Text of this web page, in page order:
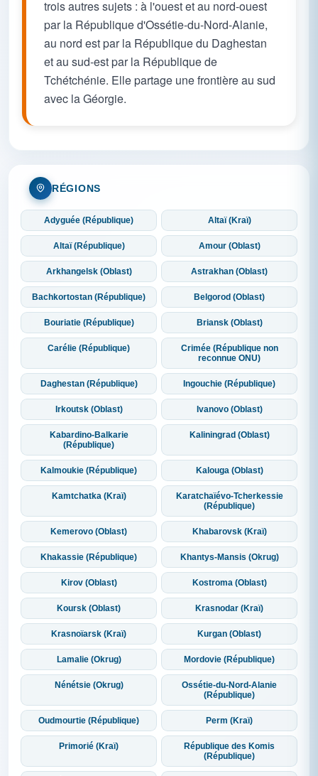
trois autres sujets : à l'ouest et au nord-ouest
par la République d'Ossétie-du-Nord-Alanie,
au nord est par la République du Daghestan
et au sud-est par la République de
Tchétchénie. Elle partage une frontière au sud
avec la Géorgie.
RÉGIONS
Adyguée (République) Altaï (Kraï)
Altaï (République) Amour (Oblast)
Arkhangelsk (Oblast) Astrakhan (Oblast)
Bachkortostan (République) Belgorod (Oblast)
Bouriatie (République) Briansk (Oblast)
Carélie (République)
Crimée (République non
reconnue ONU)
Daghestan (République) Ingouchie (République)
Irkoutsk (Oblast) Ivanovo (Oblast)
Kabardino-Balkarie
(République)
Kaliningrad (Oblast)
Kalmoukie (République) Kalouga (Oblast)
Kamtchatka (Kraï)
Karatchaïévo-Tcherkessie
(République)
Kemerovo (Oblast) Khabarovsk (Kraï)
Khakassie (République) Khantys-Mansis (Okrug)
Kirov (Oblast) Kostroma (Oblast)
Koursk (Oblast) Krasnodar (Kraï)
Krasnoïarsk (Kraï) Kurgan (Oblast)
Lamalie (Okrug) Mordovie (République)
Nénétsie (Okrug)
Ossétie-du-Nord-Alanie
(République)
Oudmourtie (République) Perm (Kraï)
Primorié (Kraï)
République des Komis
(République)